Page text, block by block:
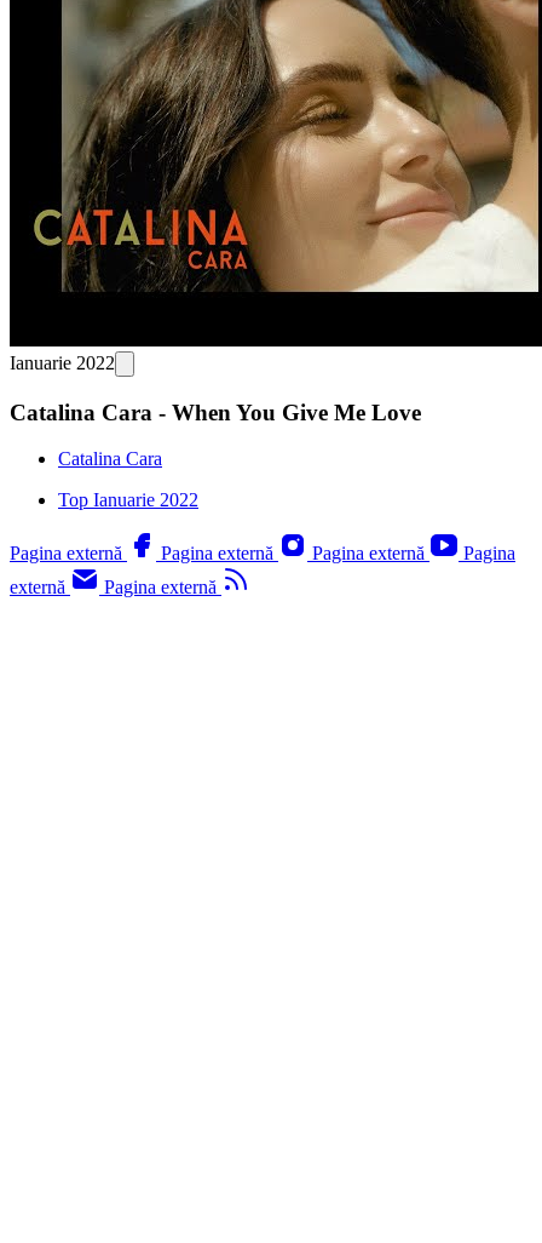
Ianuarie 2022
Catalina Cara - When You Give Me Love
Catalina Cara
Top Ianuarie 2022
Pagina externă Pagina externă Pagina externă
Pagina
externă
Pagina externă